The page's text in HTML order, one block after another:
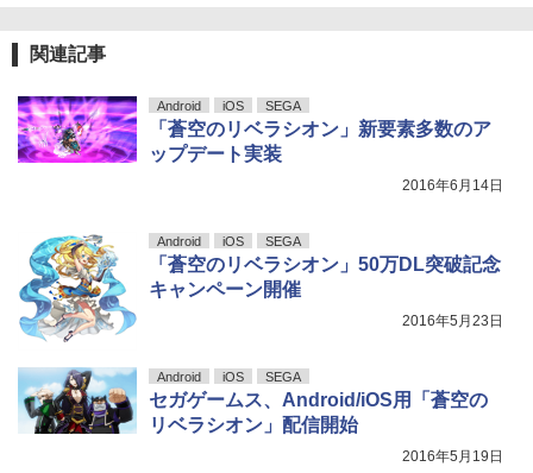
関連記事
Android iOS SEGA
「蒼空のリベラシオン」新要素多数のア
ップデート実装
2016年6月14日
Android iOS SEGA
「蒼空のリベラシオン」50万DL突破記念
キャンペーン開催
2016年5月23日
Android iOS SEGA
セガゲームス、Android/iOS用「蒼空の
リベラシオン」配信開始
2016年5月19日